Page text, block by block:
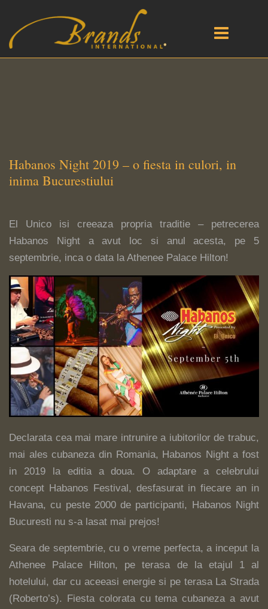
Habanos Night 2019 – o fiesta in culori, in
inima Bucurestiului
El Unico isi creeaza propria traditie – petrecerea
Habanos Night a avut loc si anul acesta, pe 5
septembrie, inca o data la Athenee Palace Hilton!
Declarata cea mai mare intrunire a iubitorilor de trabuc,
mai ales cubaneza din Romania, Habanos Night a fost
in 2019 la editia a doua. O adaptare a celebrului
concept Habanos Festival, desfasurat in fiecare an in
Havana, cu peste 2000 de participanti, Habanos Night
Bucuresti nu s-a lasat mai prejos!
Seara de septembrie, cu o vreme perfecta, a inceput la
Athenee Palace Hilton, pe terasa de la etajul 1 al
hotelului, dar cu aceeasi energie si pe terasa La Strada
(Roberto’s). Fiesta colorata cu tema cubaneza a avut